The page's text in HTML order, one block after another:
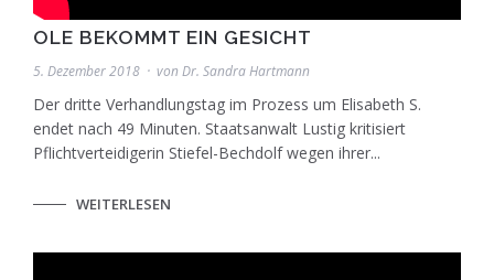
OLE BEKOMMT EIN GESICHT
5. Dezember 2018 von Dr. Sandra Hartmann
Der dritte Verhandlungstag im Prozess um Elisabeth S.
endet nach 49 Minuten. Staatsanwalt Lustig kritisiert
Pflichtverteidigerin Stiefel-Bechdolf wegen ihrer...
WEITERLESEN